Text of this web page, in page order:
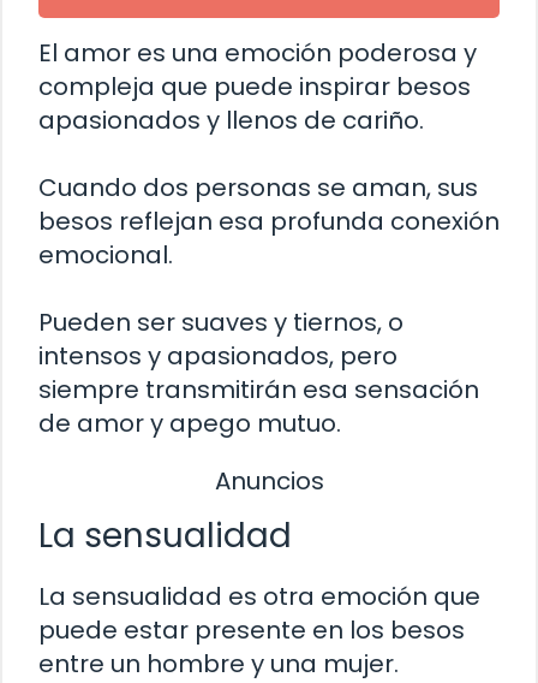
El amor es una emoción poderosa y
compleja que puede inspirar besos
apasionados y llenos de cariño.
Cuando dos personas se aman, sus
besos reflejan esa profunda conexión
emocional.
Pueden ser suaves y tiernos, o
intensos y apasionados, pero
siempre transmitirán esa sensación
de amor y apego mutuo.
Anuncios
La sensualidad
La sensualidad es otra emoción que
puede estar presente en los besos
entre un hombre y una mujer.